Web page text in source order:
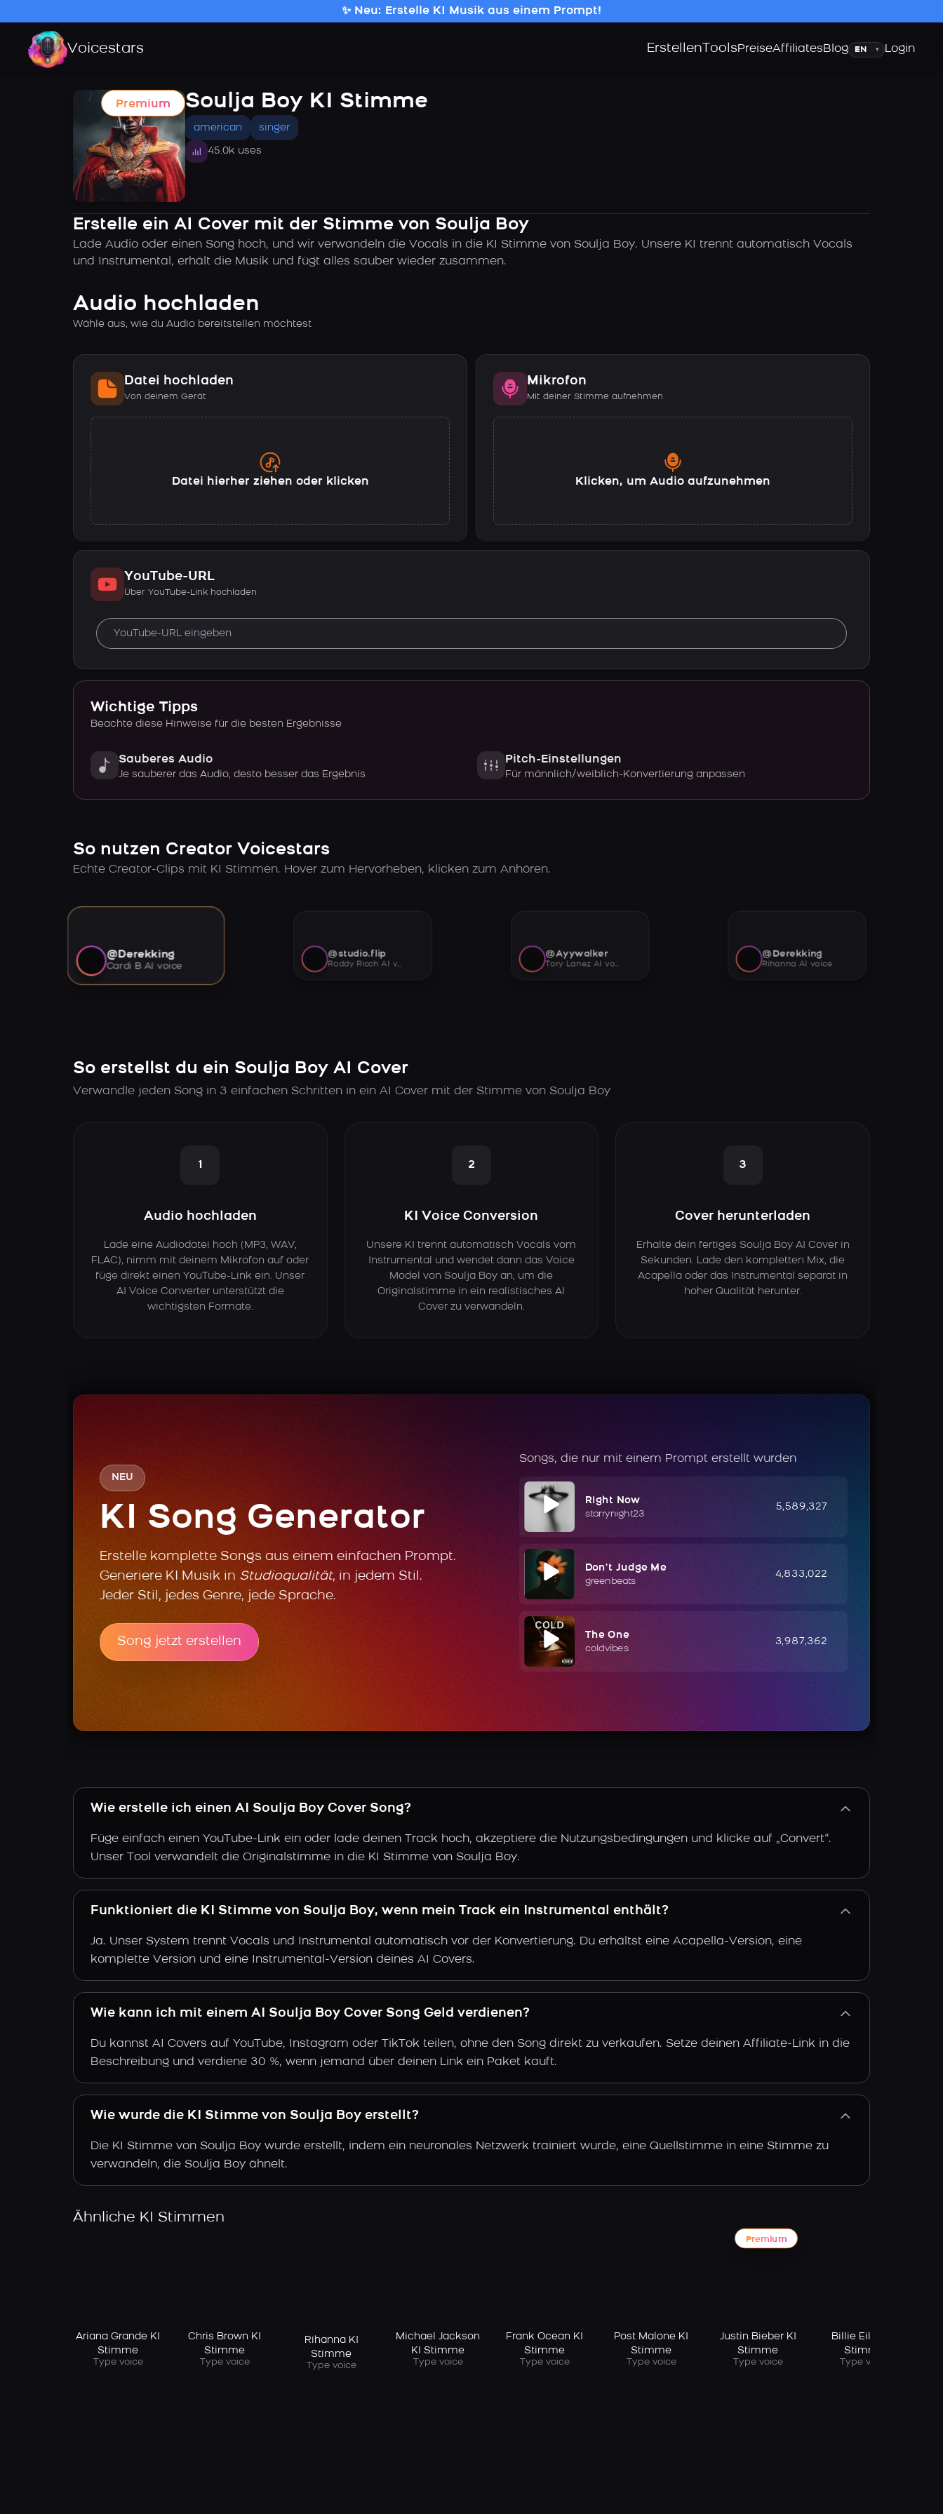
✨ Neu: Erstelle KI Musik aus einem Prompt!
Voicestars Erstellen ToolsPreiseAffiliatesBlogSprache
▾ Login
Premium Soulja Boy KI Stimme
american singer
45.0k uses
Erstelle ein AI Cover mit der Stimme von Soulja Boy
Lade Audio oder einen Song hoch, und wir verwandeln die Vocals in die KI Stimme von Soulja Boy. Unsere KI trennt automatisch Vocals
und Instrumental, erhält die Musik und fügt alles sauber wieder zusammen.
Audio hochladen
Wähle aus, wie du Audio bereitstellen möchtest
Datei hochladen
Von deinem Gerät
Datei hierher ziehen oder klicken
Mikrofon
Mit deiner Stimme aufnehmen
Klicken, um Audio aufzunehmen
YouTube-URL
Über YouTube-Link hochladen
Wichtige Tipps
Beachte diese Hinweise für die besten Ergebnisse
Sauberes Audio
Je sauberer das Audio, desto besser das Ergebnis
Pitch-Einstellungen
Für männlich/weiblich-Konvertierung anpassen
So nutzen Creator Voicestars
Echte Creator-Clips mit KI Stimmen. Hover zum Hervorheben, klicken zum Anhören.
@Derekking
Cardi B AI voice
@studio.flip
Roddy Ricch AI voice
@Ayywalker
Tory Lanez AI voice
@Derekking
Rihanna AI voice
So erstellst du ein Soulja Boy AI Cover
Verwandle jeden Song in 3 einfachen Schritten in ein AI Cover mit der Stimme von Soulja Boy
1
Audio hochladen
Lade eine Audiodatei hoch (MP3, WAV,
FLAC), nimm mit deinem Mikrofon auf oder
füge direkt einen YouTube-Link ein. Unser
AI Voice Converter unterstützt die
wichtigsten Formate.
2
KI Voice Conversion
Unsere KI trennt automatisch Vocals vom
Instrumental und wendet dann das Voice
Model von Soulja Boy an, um die
Originalstimme in ein realistisches AI
Cover zu verwandeln.
3
Cover herunterladen
Erhalte dein fertiges Soulja Boy AI Cover in
Sekunden. Lade den kompletten Mix, die
Acapella oder das Instrumental separat in
hoher Qualität herunter.
NEU
KI Song Generator
Erstelle komplette Songs aus einem einfachen Prompt.
Generiere KI Musik in Studioqualität, in jedem Stil.
Jeder Stil, jedes Genre, jede Sprache.
Song jetzt erstellen
Songs, die nur mit einem Prompt erstellt wurden
Right Now
starrynight23
5,589,327
Don't Judge Me
greenbeats
4,833,022
The One
coldvibes
3,987,362
Wie erstelle ich einen AI Soulja Boy Cover Song?
Füge einfach einen YouTube-Link ein oder lade deinen Track hoch, akzeptiere die Nutzungsbedingungen und klicke auf „Convert“.
Unser Tool verwandelt die Originalstimme in die KI Stimme von Soulja Boy.
Funktioniert die KI Stimme von Soulja Boy, wenn mein Track ein Instrumental enthält?
Ja. Unser System trennt Vocals und Instrumental automatisch vor der Konvertierung. Du erhältst eine Acapella-Version, eine
komplette Version und eine Instrumental-Version deines AI Covers.
Wie kann ich mit einem AI Soulja Boy Cover Song Geld verdienen?
Du kannst AI Covers auf YouTube, Instagram oder TikTok teilen, ohne den Song direkt zu verkaufen. Setze deinen Affiliate-Link in die
Beschreibung und verdiene 30 %, wenn jemand über deinen Link ein Paket kauft.
Wie wurde die KI Stimme von Soulja Boy erstellt?
Die KI Stimme von Soulja Boy wurde erstellt, indem ein neuronales Netzwerk trainiert wurde, eine Quellstimme in eine Stimme zu
verwandeln, die Soulja Boy ähnelt.
Ähnliche KI Stimmen
Ariana Grande KI
Stimme
Type voice
Chris Brown KI
Stimme
Type voice
Rihanna KI
Stimme
Type voice
Michael Jackson
KI Stimme
Type voice
Frank Ocean KI
Stimme
Type voice
Post Malone KI
Stimme
Type voice
Premium
Justin Bieber KI
Stimme
Type voice
Billie Eilish KI
Stimme
Type voice